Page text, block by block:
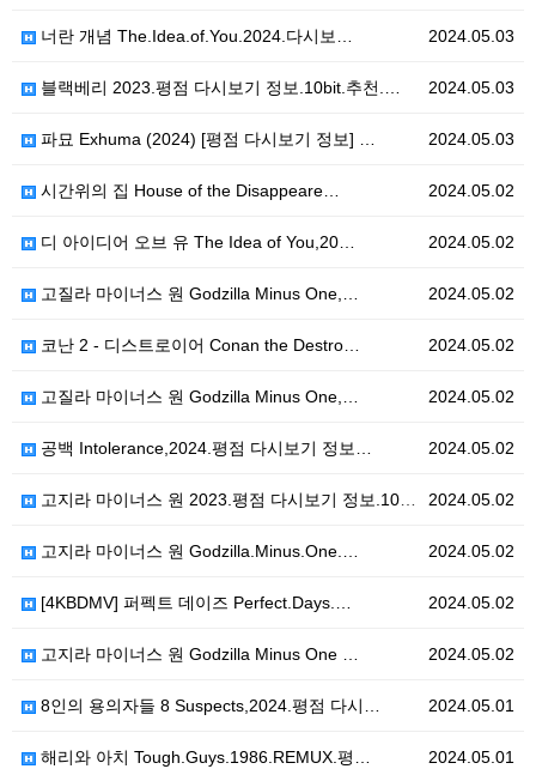
2024.05.03
너란 개념 The.Idea.of.You.2024.다시보…
2024.05.03
블랙베리 2023.평점 다시보기 정보.10bit.추천.…
2024.05.03
파묘 Exhuma (2024) [평점 다시보기 정보] …
2024.05.02
시간위의 집 House of the Disappeare…
2024.05.02
디 아이디어 오브 유 The Idea of You,20…
2024.05.02
고질라 마이너스 원 Godzilla Minus One,…
2024.05.02
코난 2 - 디스트로이어 Conan the Destro…
2024.05.02
고질라 마이너스 원 Godzilla Minus One,…
2024.05.02
공백 Intolerance,2024.평점 다시보기 정보…
2024.05.02
고지라 마이너스 원 2023.평점 다시보기 정보.10b…
2024.05.02
고지라 마이너스 원 Godzilla.Minus.One.…
2024.05.02
[4KBDMV] 퍼펙트 데이즈 Perfect.Days.…
2024.05.02
고지라 마이너스 원 Godzilla Minus One …
2024.05.01
8인의 용의자들 8 Suspects,2024.평점 다시…
2024.05.01
해리와 아치 Tough.Guys.1986.REMUX.평…